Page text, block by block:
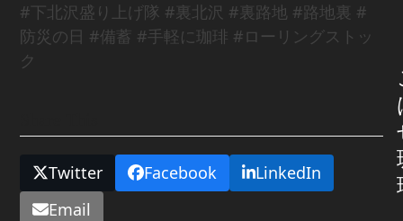
#下北沢盛り上げ隊 #裏北沢 #裏路地 #路地裏 #
防災の日 #備蓄 #手軽に珈琲 #ローリングストッ
ク
Twitter Facebook
LinkedIn
Email